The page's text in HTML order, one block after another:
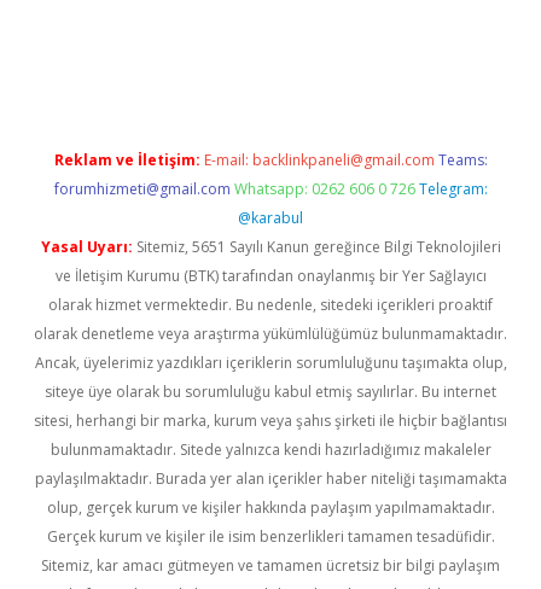
Reklam ve İletişim: E-mail: backlinkpaneli@gmail.com Teams:
forumhizmeti@gmail.com Whatsapp: 0262 606 0 726 Telegram:
@karabul
Yasal Uyarı: Sitemiz, 5651 Sayılı Kanun gereğince Bilgi Teknolojileri
ve İletişim Kurumu (BTK) tarafından onaylanmış bir Yer Sağlayıcı
olarak hizmet vermektedir. Bu nedenle, sitedeki içerikleri proaktif
olarak denetleme veya araştırma yükümlülüğümüz bulunmamaktadır.
Ancak, üyelerimiz yazdıkları içeriklerin sorumluluğunu taşımakta olup,
siteye üye olarak bu sorumluluğu kabul etmiş sayılırlar. Bu internet
sitesi, herhangi bir marka, kurum veya şahıs şirketi ile hiçbir bağlantısı
bulunmamaktadır. Sitede yalnızca kendi hazırladığımız makaleler
paylaşılmaktadır. Burada yer alan içerikler haber niteliği taşımamakta
olup, gerçek kurum ve kişiler hakkında paylaşım yapılmamaktadır.
Gerçek kurum ve kişiler ile isim benzerlikleri tamamen tesadüfidir.
Sitemiz, kar amacı gütmeyen ve tamamen ücretsiz bir bilgi paylaşım